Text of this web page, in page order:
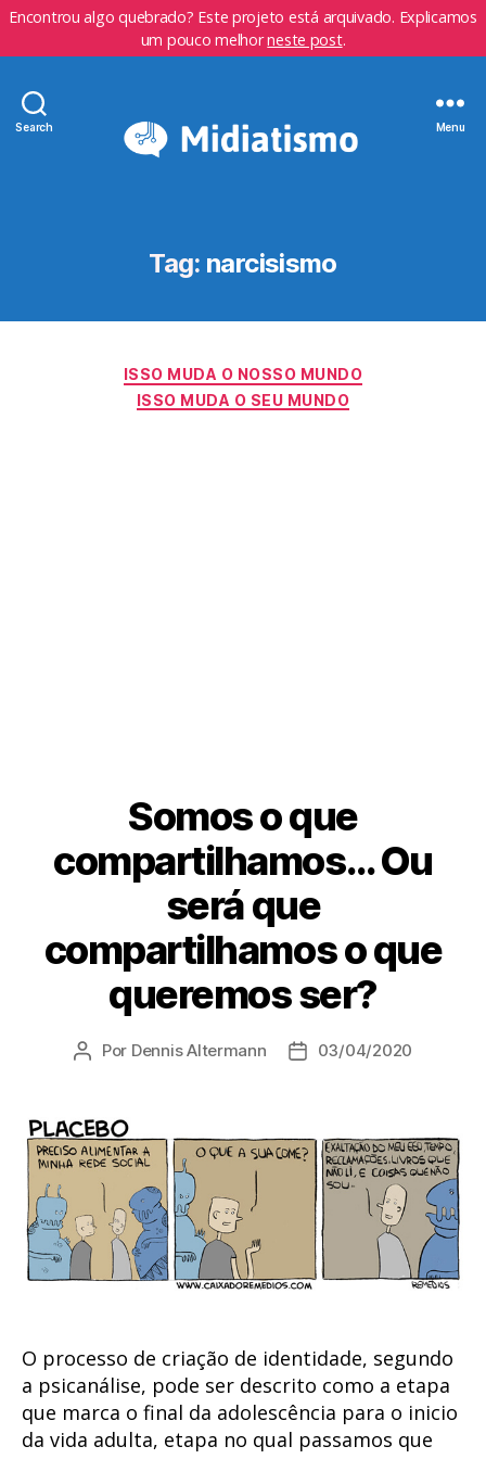
Encontrou algo quebrado? Este projeto está arquivado. Explicamos
um pouco melhorneste post.
Search Menu
Tag: narcisismo
Categorias
ISSO MUDA O NOSSO MUNDO
ISSO MUDA O SEU MUNDO
Somos o que
compartilhamos… Ou
será que
compartilhamos o que
queremos ser?
Autor
Por Dennis Altermann
Data03/04/2020
O processo de criação de identidade, segundo
a psicanálise, pode ser descrito como a etapa
que marca o final da adolescência para o inicio
da vida adulta, etapa no qual passamos que